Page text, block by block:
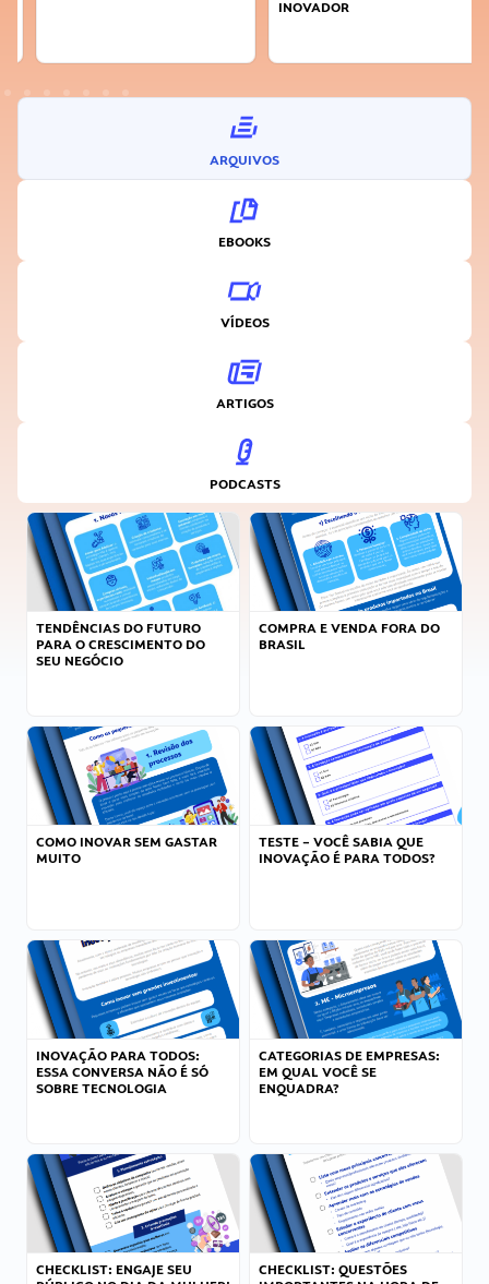
INOVADOR
ARQUIVOS
EBOOKS
VÍDEOS
ARTIGOS
PODCASTS
TENDÊNCIAS DO FUTURO
PARA O CRESCIMENTO DO
SEU NEGÓCIO
COMPRA E VENDA FORA DO
BRASIL
COMO INOVAR SEM GASTAR
MUITO
TESTE – VOCÊ SABIA QUE
INOVAÇÃO É PARA TODOS?
INOVAÇÃO PARA TODOS:
ESSA CONVERSA NÃO É SÓ
SOBRE TECNOLOGIA
CATEGORIAS DE EMPRESAS:
EM QUAL VOCÊ SE
ENQUADRA?
CHECKLIST: ENGAJE SEU
CHECKLIST: QUESTÕES